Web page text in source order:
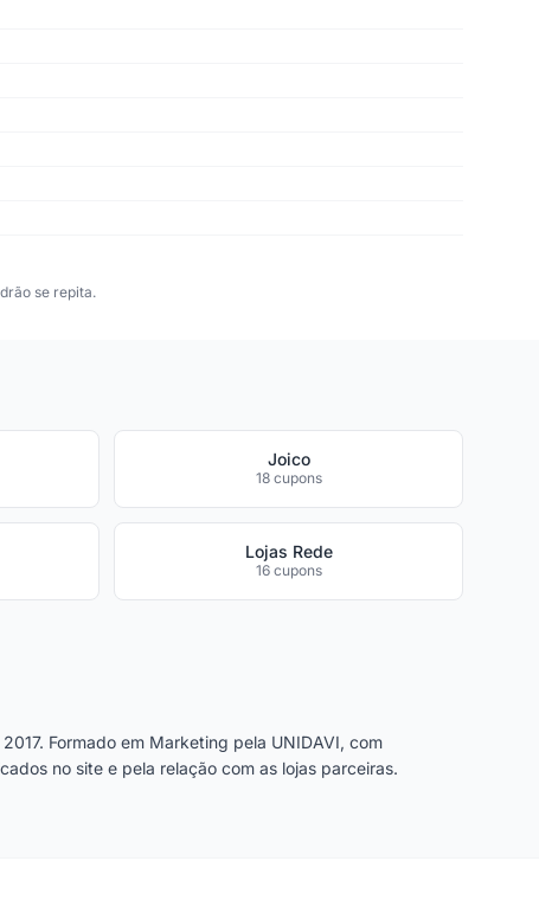
se repita.
Joico
18 cupons
Lojas Rede
16 cupons
Formado em Marketing pela UNIDAVI, com
no site e pela relação com as lojas parceiras.